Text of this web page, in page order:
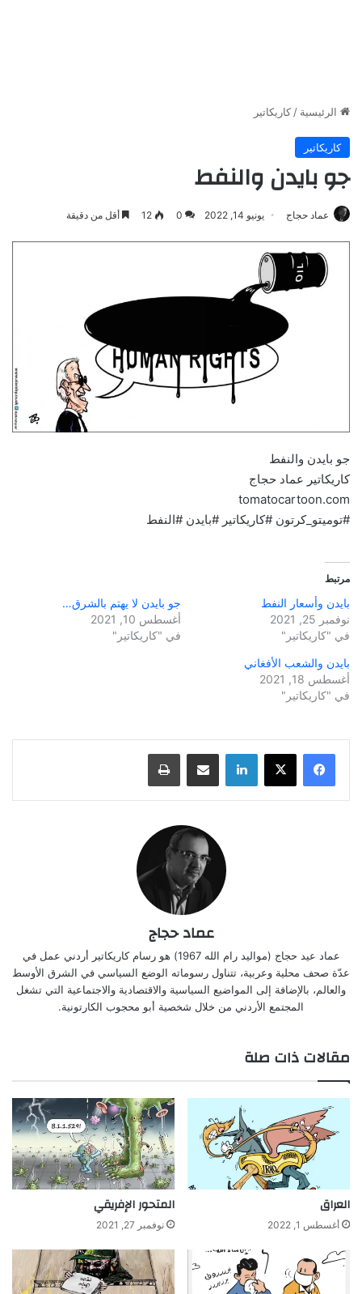
الرئيسية / كاريكاتير
كاريكاتير
جو بايدن والنفط
عماد حجاج يونيو 14, 2022 0
12 أقل من دقيقة
جو بايدن والنفط
كاريكاتير عماد حجاج
tomatocartoon.com
#توميتو_كرتون #كاريكاتير #بايدن #النفط
مرتبط
بايدن وأسعار النفط
نوفمبر 25, 2021
في "كاريكاتير"
جو بايدن لا يهتم بالشرق…
أغسطس 10, 2021
في "كاريكاتير"
بايدن والشعب الأفغاني
أغسطس 18, 2021
في "كاريكاتير"
لينكدإن مشاركة عبر البريد طباعة
عماد حجاج
عماد عيد حجاج (مواليد رام الله 1967) هو رسام كاريكاتير أردني عمل في
عدّة صحف محلية وعربية، تتناول رسوماته الوضع السياسي في الشرق الأوسط
والعالم، بالإضافة إلى المواضيع السياسية والاقتصادية والاجتماعية التي تشغل
المجتمع الأردني من خلال شخصية أبو محجوب الكارتونية.
مقالات ذات صلة
العراق
أغسطس 1, 2022
المتحور الإفريقي
نوفمبر 27, 2021